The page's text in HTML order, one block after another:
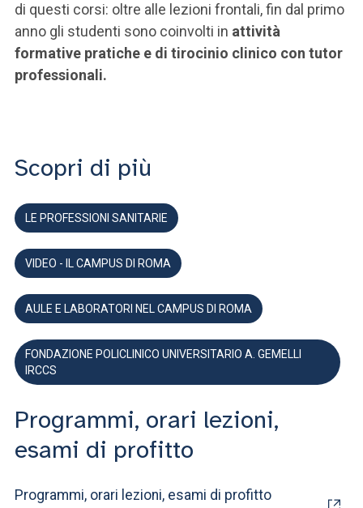
di questi corsi: oltre alle lezioni frontali, fin dal primo
anno gli studenti sono coinvolti in attività
formative pratiche e di tirocinio clinico con tutor
professionali.
Scopri di più
LE PROFESSIONI SANITARIE
VIDEO - IL CAMPUS DI ROMA
AULE E LABORATORI NEL CAMPUS DI ROMA
FONDAZIONE POLICLINICO UNIVERSITARIO A. GEMELLI
IRCCS
Programmi, orari lezioni,
esami di profitto
Programmi, orari lezioni, esami di profitto